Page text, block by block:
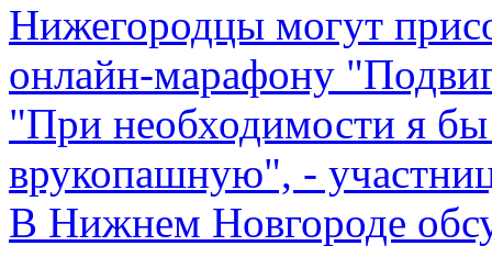
Нижегородцы могут
онлайн-марафону
"При необходимости я
врукопашную", -
В Нижнем Новгороде